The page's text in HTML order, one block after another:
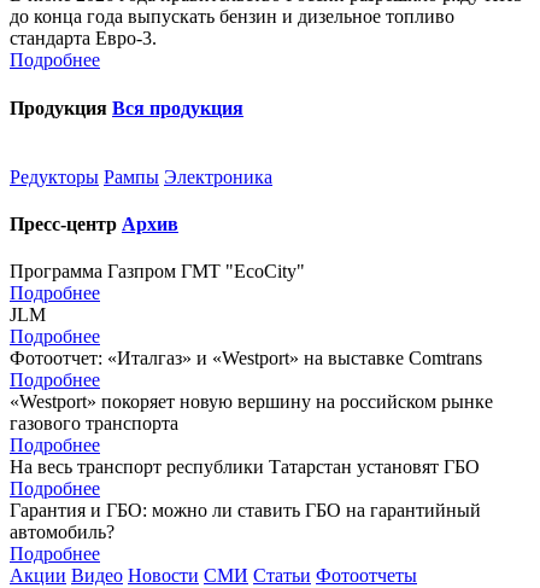
до конца года выпускать бензин и дизельное топливо
стандарта Евро-3.
Подробнее
Продукция Вся продукция
Редукторы Рампы Электроника
Пресс-центр Архив
Программа Газпром ГМТ "EcoCity"
Подробнее
JLM
Подробнее
Фотоотчет: «Италгаз» и «Westport» на выставке Comtrans
Подробнее
«Westport» покоряет новую вершину на российском рынке
газового транспорта
Подробнее
На весь транспорт республики Татарстан установят ГБО
Подробнее
Гарантия и ГБО: можно ли ставить ГБО на гарантийный
автомобиль?
Подробнее
Акции Видео Новости СМИ Статьи Фотоотчеты